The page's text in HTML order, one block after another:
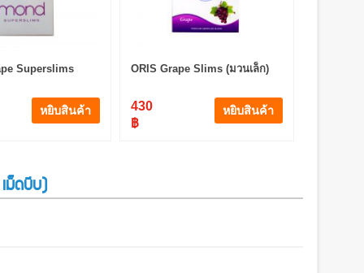
Superslims
หยิบสินค้า
ORIS Grape Slims (มวนเล็ก)
430
฿
หยิบสินค้า
ม็ดบีบ)